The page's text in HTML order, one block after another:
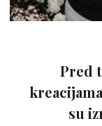
Pred
su